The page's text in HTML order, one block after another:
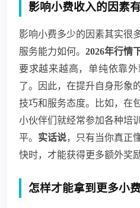
影响小费收入的因素有
影响小费多少的因素其实很
服务能力如何。 2026年行情
要求越来越高，单纯依靠
了。因此，在提升自身形象
技巧和服务态度。比如，在
小伙伴们就经常参加各种培
平。 实话说，只有当你真正
快时，才能获得更多额外奖
怎样才能拿到更多小费